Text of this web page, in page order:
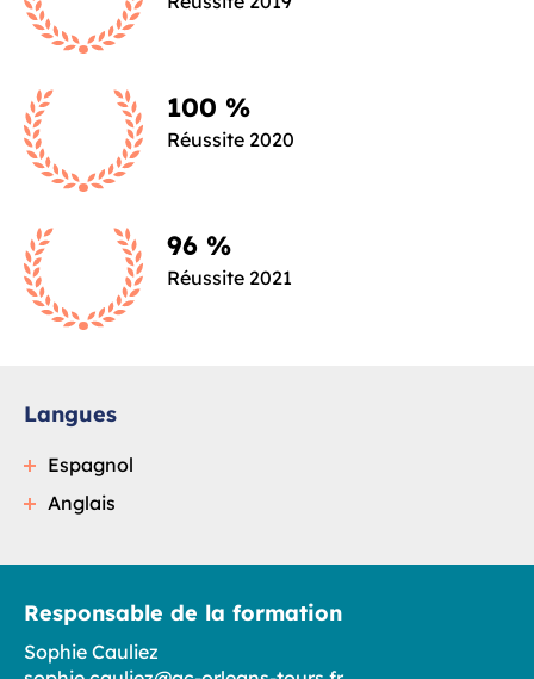
100 %
Réussite 2020
96 %
Réussite 2021
Langues
Espagnol
Anglais
Responsable de la formation
Sophie Cauliez